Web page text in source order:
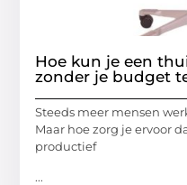
Hoe kun je een
zonder je budget
Steeds meer mensen
Maar hoe zorg je ervoor
productief
...